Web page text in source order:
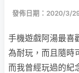
發佈日期：2020/3/
手機遊戲阿湯最喜
為耐玩，而且隨時
而我曾經玩過的紀